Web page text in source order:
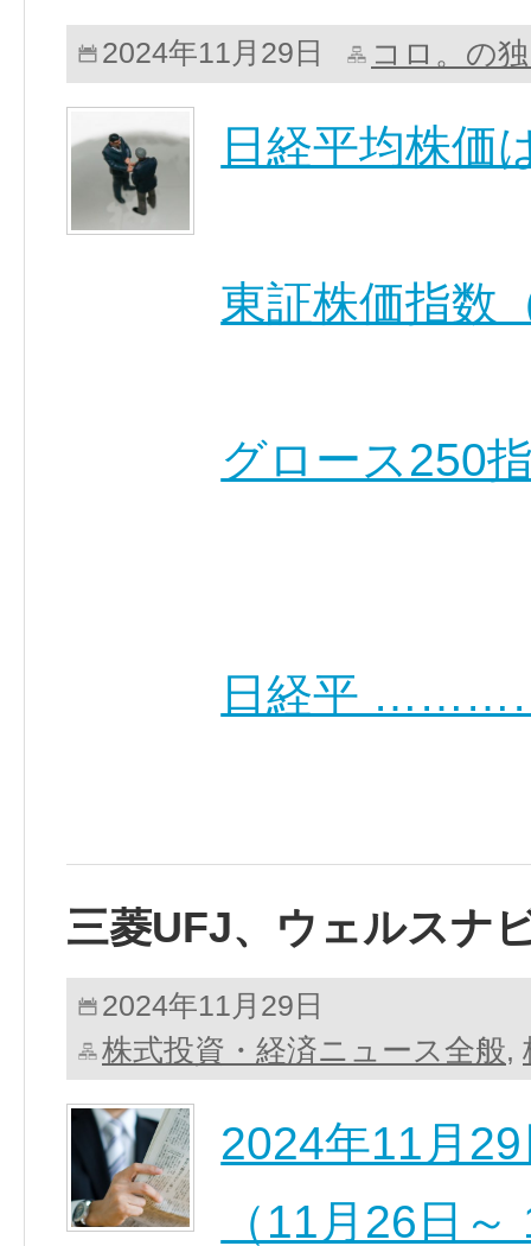
2024年11月29日 コロ。の
日経平均株価
東証株価指数
グロース250
日経平
三菱UFJ、ウェルスナ
2024年11月29日
株式投資・経済ニュース全般,
2024年11月
（11月26日